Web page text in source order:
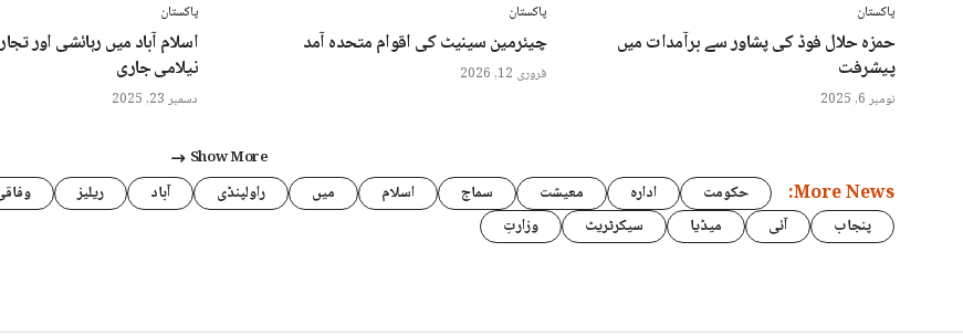
پاکستان
حمزہ حلال فوڈ کی پشاور سے برآمدات میں
پیشرفت
نومبر 6, 2025
پاکستان
چیئرمین سینیٹ کی اقوام متحدہ آمد
فروری 12, 2026
پاکستان
اسلام آباد میں رہائشی اور
نیلامی جاری
دسمبر 23, 2025
Show More
More News: حکومت ادارہ معیشت سماج اسلام میں راولپنڈی آباد ریلیز
پنجاب
آئی میڈیا سیکرٹریٹ وزارتِ